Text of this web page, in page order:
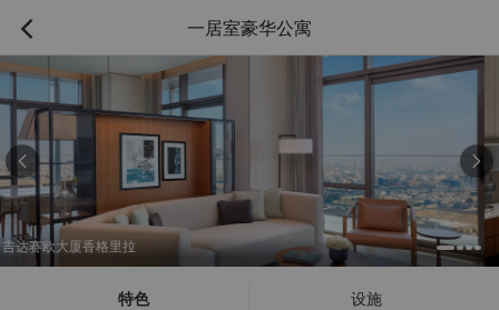
 一居室豪华公寓
香格里拉 吉达赛欧大
 
特色 设施